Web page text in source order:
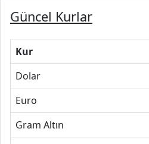
Güncel Kurlar
Kur
Dolar
Euro
Gram Altın